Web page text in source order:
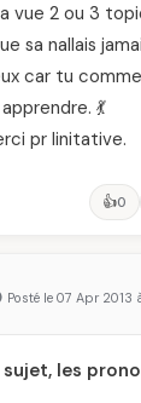
vue 2 ou 3
sa nallais
car tu
💃
pr linitative.
👍0
Posté le 07 Apr 2013
les